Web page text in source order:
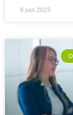
9 juin 2023